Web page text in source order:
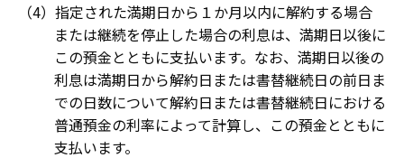
指定された満期日から１か月以内に解約する場合
または継続を停止した場合の利息は、満期日以後に
この預金とともに支払います。なお、満期日以後の
利息は満期日から解約日または書替継続日の前日ま
での日数について解約日または書替継続日における
普通預金の利率によって計算し、この預金とともに
支払います。